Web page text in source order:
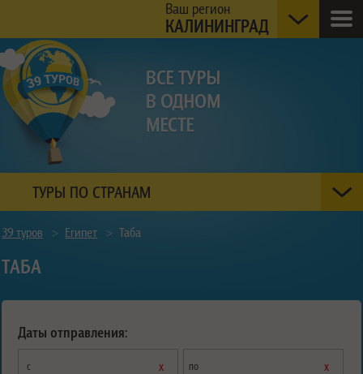
Ваш регион
КАЛИНИНГРАД
ТУРЫ ПО СТРАНАМ
39 туров > Египет > Таба
ТАБА
Даты отправления:
с х по х